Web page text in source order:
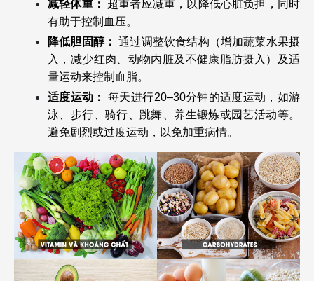
减轻体重：
超重者应减重，以降低心脏负担，同时
有助于控制血压。
降低胆固醇： 通过调整饮食结构（增加蔬菜水果摄
入，减少红肉、动物内脏及不健康脂肪摄入）及适
量运动来控制血脂。
适度运动：
每天进行20–30分钟的适度运动，如游
泳、步行、骑行、跳舞、养生锻炼或园艺活动等。
避免剧烈或过度运动，以免加重病情。